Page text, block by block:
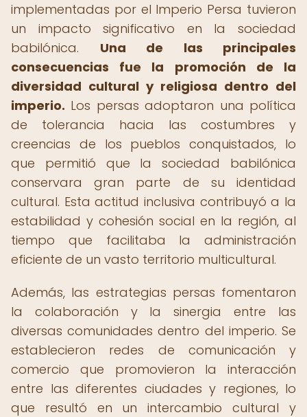
implementadas por el Imperio Persa tuvieron
un impacto significativo en la sociedad
babilónica. Una de las principales
consecuencias fue la promoción de la
diversidad cultural y religiosa dentro del
imperio. Los persas adoptaron una política
de tolerancia hacia las costumbres y
creencias de los pueblos conquistados, lo
que permitió que la sociedad babilónica
conservara gran parte de su identidad
cultural. Esta actitud inclusiva contribuyó a la
estabilidad y cohesión social en la región, al
tiempo que facilitaba la administración
eficiente de un vasto territorio multicultural.
Además, las estrategias persas fomentaron
la colaboración y la sinergia entre las
diversas comunidades dentro del imperio. Se
establecieron redes de comunicación y
comercio que promovieron la interacción
entre las diferentes ciudades y regiones, lo
que resultó en un intercambio cultural y